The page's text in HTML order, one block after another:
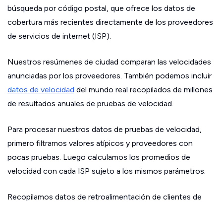
búsqueda por código postal, que ofrece los datos de
cobertura más recientes directamente de los proveedores
de servicios de internet (ISP).
Nuestros resúmenes de ciudad comparan las velocidades
anunciadas por los proveedores. También podemos incluir
datos de velocidad del mundo real recopilados de millones
de resultados anuales de pruebas de velocidad.
Para procesar nuestros datos de pruebas de velocidad,
primero filtramos valores atípicos y proveedores con
pocas pruebas. Luego calculamos los promedios de
velocidad con cada ISP sujeto a los mismos parámetros.
Recopilamos datos de retroalimentación de clientes de